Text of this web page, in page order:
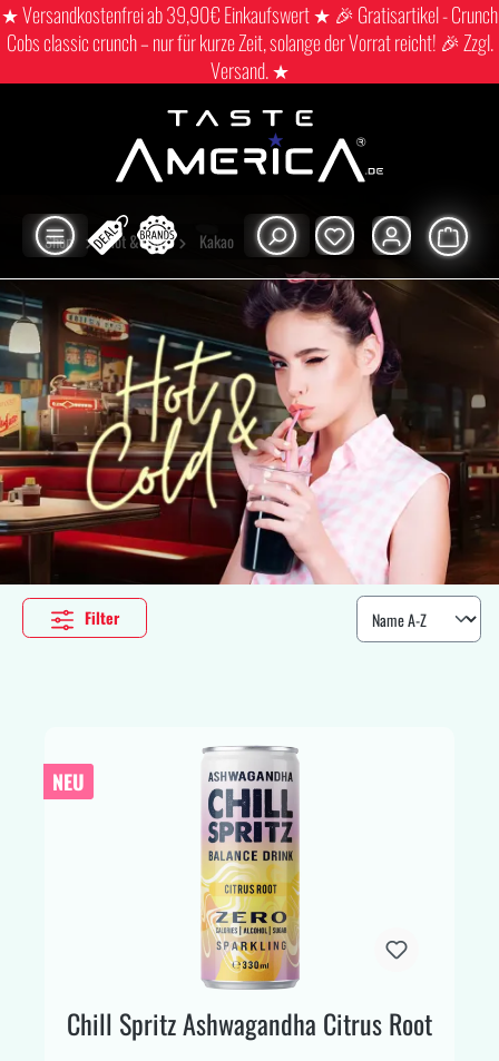
★ Versandkostenfrei ab 39,90€ Einkaufswert ★ 🎉 Gratisartikel - Crunch
Cobs classic crunch – nur für kurze Zeit, solange der Vorrat reicht! 🎉 Zzgl.
Versand. ★
Shop Hot & cold Kakao
Filter
NEU
Chill Spritz Ashwagandha Citrus Root